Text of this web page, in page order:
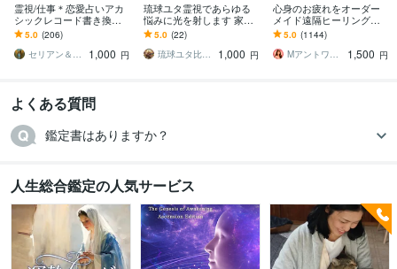
霊視/仕事＊恋愛占いアカ
シックレコード書き換え
ます ご懐妊報告多数※恋愛
＊子宝＊不倫＊転職占い※
人生全般
5.0 (206)
セリアン＆ソル中央太陽
1,000 円
琉球ユタ霊視であらゆる
悩みに光を射します 家
族・子宝・金運・人間関
係・仕事運・恋愛などあ
らゆる悩みを
5.0 (22)
琉球ユタ比嘉にらい
1,000 円
心身のお疲れをオーダー
メイド遠隔ヒーリングし
ます お疲れが取れない、
スッキリしない❤基本即レ
スです❤
5.0 (1144)
Mアントワネット＠駆け込み寺
1,500 円
よくある質問
鑑定書はありますか？
人生総合鑑定の人気サービス